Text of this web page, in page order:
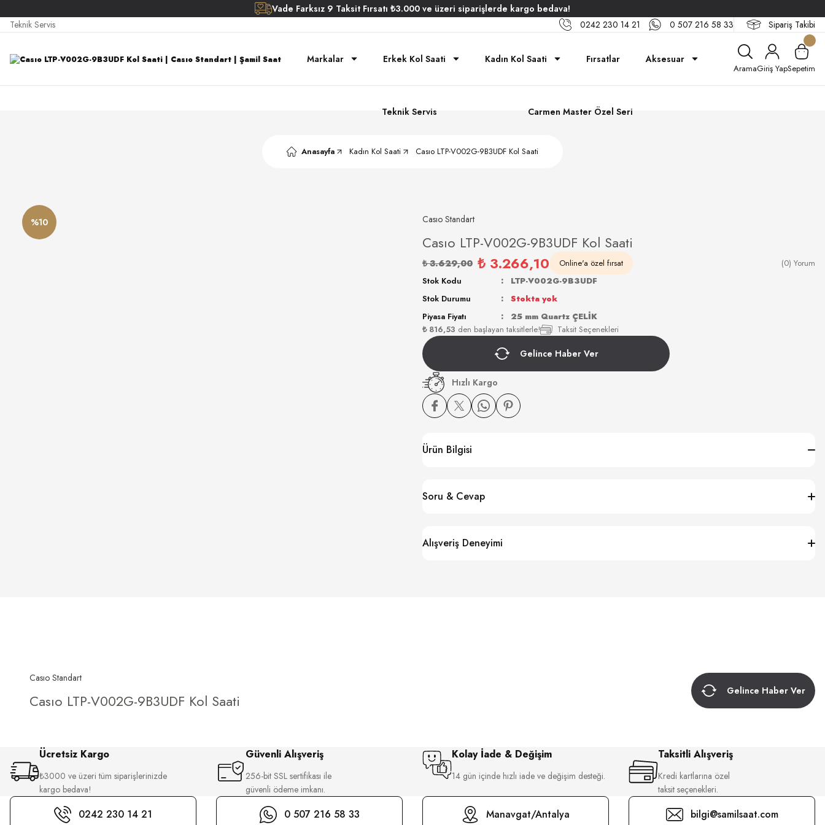
Vade Farksız 9 Taksit Fırsatı ₺3.000 ve üzeri siparişlerde kargo bedava!
Teknik Servis
0242 230 14 21 0 507 216 58 33 Sipariş Takibi
Markalar Erkek Kol Saati Kadın Kol Saati Fırsatlar Aksesuar
Teknik Servis Carmen Master Özel Seri
AramaGiriş YapSepetim
Anasayfa Kadın Kol Saati Casıo LTP-V002G-9B3UDF Kol Saati
%10 Casıo Standart
Casıo LTP-V002G-9B3UDF Kol Saati
₺ 3.629,00 ₺ 3.266,10 Online'a özel fırsat (0) Yorum
₺ 816,53 den başlayan taksitlerle! Taksit Seçenekleri
Stok Kodu
LTP-V002G-9B3UDF
Stok Durumu
Stokta yok
Piyasa Fiyatı
25 mm Quartz ÇELİK
Gelince Haber Ver
Hızlı Kargo
Ürün Bilgisi
Soru & Cevap
Alışveriş Deneyimi
Casıo Standart
Casıo LTP-V002G-9B3UDF Kol Saati
Gelince Haber Ver
Ücretsiz Kargo
₺3000 ve üzeri tüm siparişlerinizde
kargo bedava!
Güvenli Alışveriş
256-bit SSL sertifikası ile
güvenli ödeme imkanı.
Kolay İade & Değişim
14 gün içinde hızlı iade ve değişim desteği.
Taksitli Alışveriş
Kredi kartlarına özel
taksit seçenekleri.
0242 230 14 21 0 507 216 58 33 Manavgat/Antalya bilgi@samilsaat.com